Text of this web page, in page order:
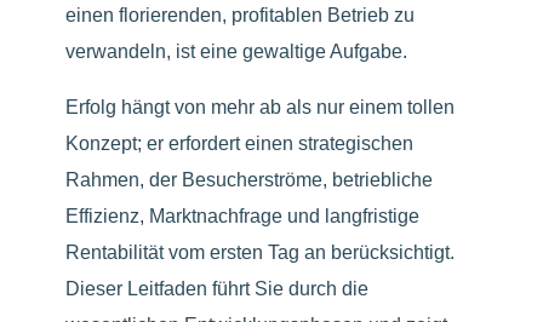
einen florierenden, profitablen Betrieb zu
verwandeln, ist eine gewaltige Aufgabe.
Erfolg hängt von mehr ab als nur einem tollen
Konzept; er erfordert einen strategischen
Rahmen, der Besucherströme, betriebliche
Effizienz, Marktnachfrage und langfristige
Rentabilität vom ersten Tag an berücksichtigt.
Dieser Leitfaden führt Sie durch die